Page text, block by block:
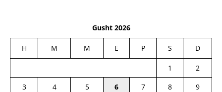
Gusht 2026
H M M E P S D
1
2
3
4 5 6 7 8
9